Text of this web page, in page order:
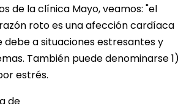
de la clínica Mayo, veamos: "el
roto es una afección cardíaca
debe a situaciones estresantes y
También puede denominarse 1)
estrés.
de